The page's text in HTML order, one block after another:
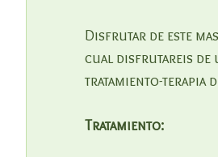
Disfrutar de este
cual disfrutareis de
tratamiento-terapia
Tratamiento: